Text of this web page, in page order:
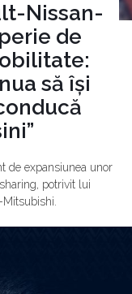
Nissan-
de
să își
de expansiunea unor
potrivit lui